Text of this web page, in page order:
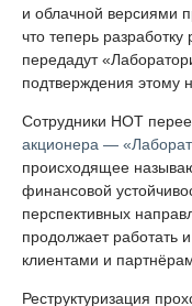
и облачной версиями
что теперь
передадут
подтверждения этому
Сотрудники НОТ
акционера —
происходящее
финансовой
перспективных
продолжает работать
клиентами и
Реструктуризация